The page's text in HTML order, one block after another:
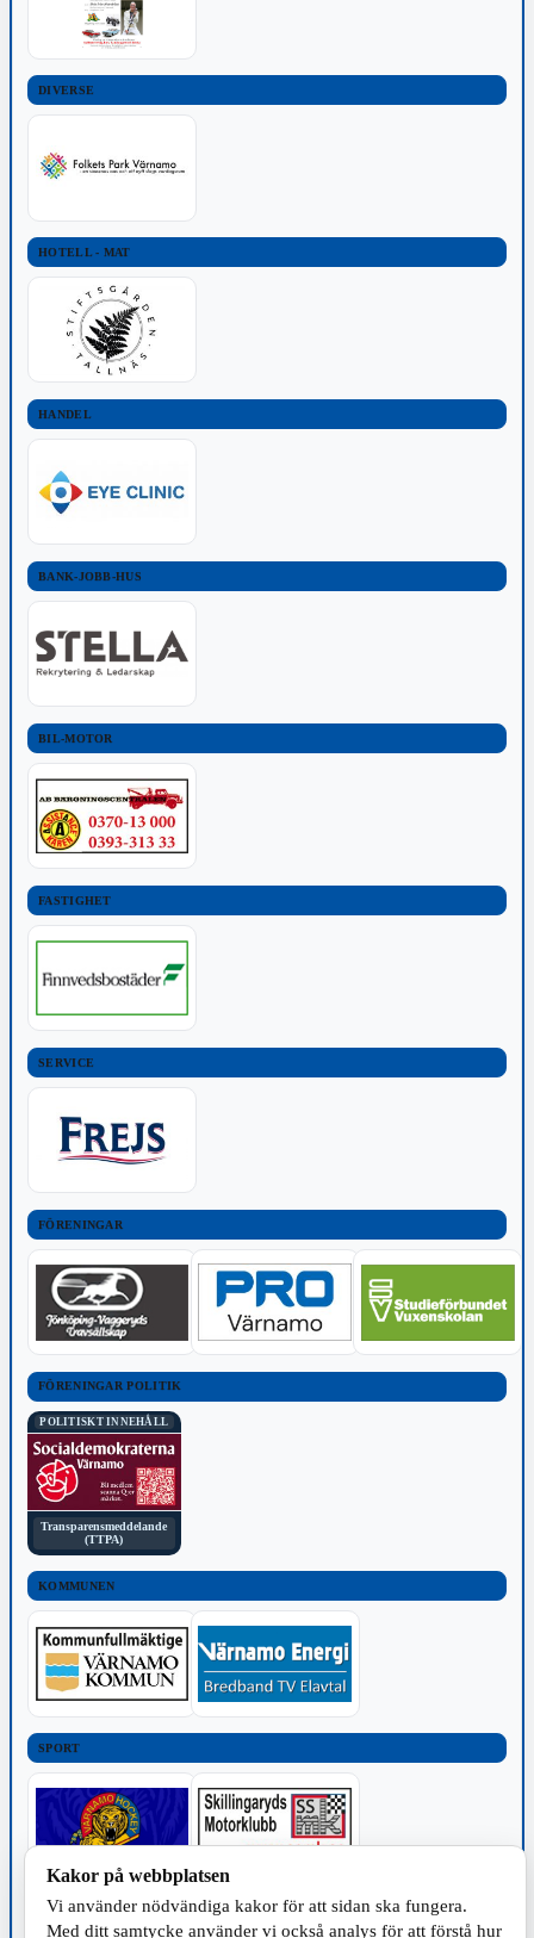
DIVERSE
HOTELL - MAT
HANDEL
BANK-JOBB-HUS
BIL-MOTOR
FASTIGHET
SERVICE
FÖRENINGAR
FÖRENINGAR POLITIK
POLITISKT INNEHÅLL
Transparensmeddelande
(TTPA)
KOMMUNEN
SPORT
TILLVERKNING
Kakor på webbplatsen
Vi använder nödvändiga kakor för att sidan ska fungera.
Med ditt samtycke använder vi också analys för att förstå hur